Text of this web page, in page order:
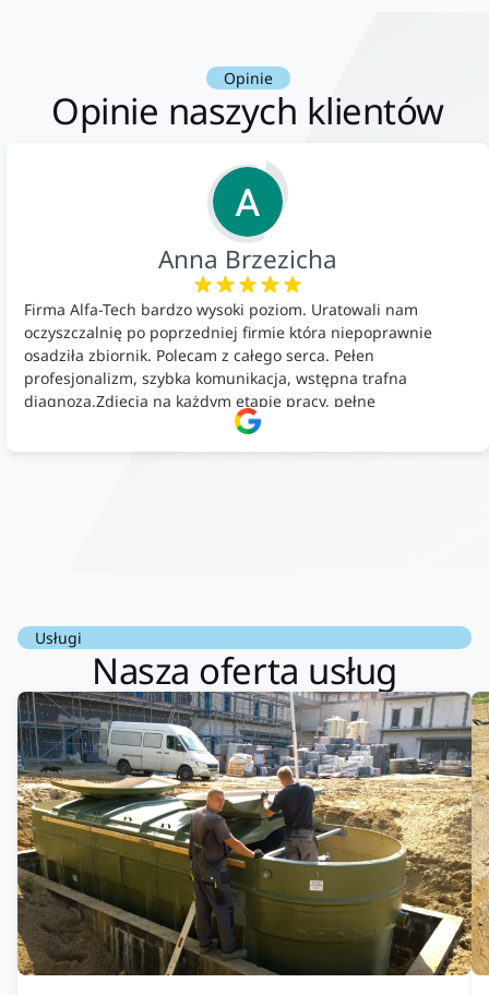
Opinie
Opinie naszych klientów
Anna Brzezicha
Firma Alfa-Tech bardzo wysoki poziom. Uratowali nam
oczyszczalnię po poprzedniej firmie która niepoprawnie
osadziła zbiornik. Polecam z całego serca. Pełen
profesjonalizm, szybka komunikacja, wstępna trafna
diagnoza.Zdjęcia na każdym etapie pracy, pełne
doradztwo.Dobrze wyszkoleni i znający się na rzeczy.
Podsumowując ekipa na wysokim poziomie, rzetelna. Bardzo
Usługi
Nasza oferta usług